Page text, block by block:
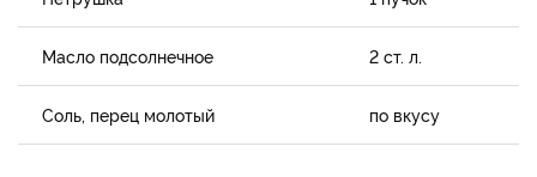
Масло подсолнечное 2 ст. л.
Соль, перец молотый по вкусу